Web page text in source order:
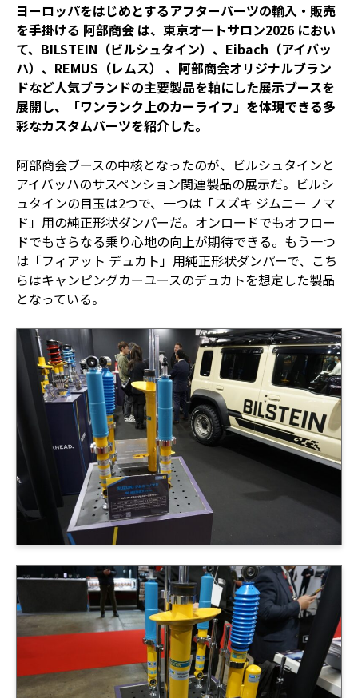
ヨーロッパをはじめとするアフターパーツの輸入・販売
を手掛ける 阿部商会 は、東京オートサロン2026 におい
て、 BILSTEIN （ビルシュタイン）、 Eibach （アイバッ
ハ）、 REMUS （レムス） 、阿部商会オリジナルブラン
ドなど人気ブランドの主要製品を軸にした展示ブースを
展開し、「ワンランク上のカーライフ」を体現できる多
彩なカスタムパーツを紹介した。
阿部商会ブースの中核となったのが、ビルシュタインと
アイバッハのサスペンション関連製品の展示だ。ビルシ
ュタインの目玉は2つで、一つは「スズキ ジムニー ノマ
ド」用の純正形状ダンパーだ。オンロードでもオフロー
ドでもさらなる乗り心地の向上が期待できる。もう一つ
は「フィアット デュカト」用純正形状ダンパーで、こち
らはキャンピングカーユースのデュカトを想定した製品
となっている。